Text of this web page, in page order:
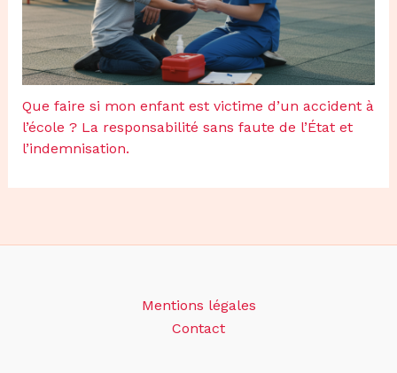
Que faire si mon enfant est victime d’un accident à
l’école ? La responsabilité sans faute de l’État et
l’indemnisation.
Mentions légales
Contact